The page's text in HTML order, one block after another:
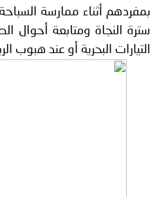
بمفردهم أثناء ممارسة
سترة النجاة ومتابعة أحوال
التيارات البحرية أو عند هبوب